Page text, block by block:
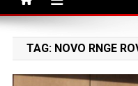
TAG: NOVO RNGE